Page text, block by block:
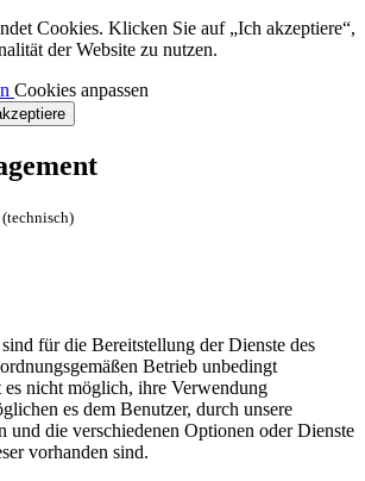
Cookies. Klicken Sie auf „Ich akzeptiere“,
der Website zu nutzen.
Cookies anpassen
(technisch)
für die Bereitstellung der Dienste des
Betrieb unbedingt
nicht möglich, ihre Verwendung
es dem Benutzer, durch unsere
und die verschiedenen Optionen oder Dienste
vorhanden sind.